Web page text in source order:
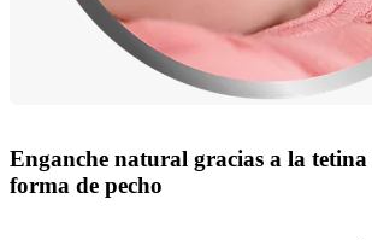
Enganche natural gracias a la tetina
forma de pecho